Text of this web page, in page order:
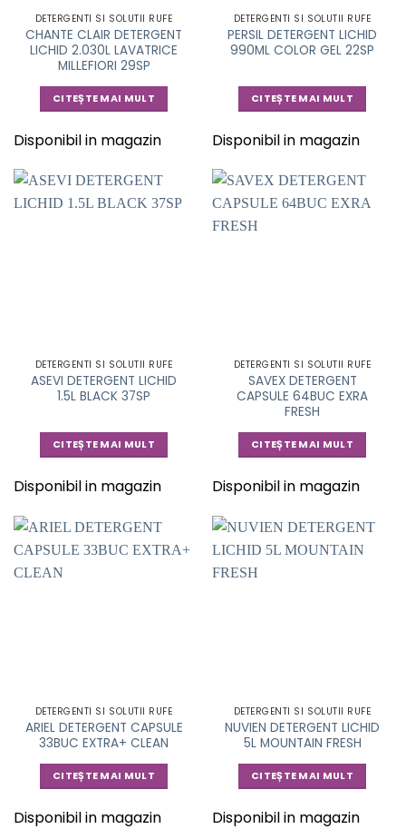
DETERGENTI SI SOLUTII RUFE
CHANTE CLAIR DETERGENT
LICHID 2.030L LAVATRICE
MILLEFIORI 29SP
CITEȘTE MAI MULT
Disponibil in magazin
DETERGENTI SI SOLUTII RUFE
PERSIL DETERGENT LICHID
990ML COLOR GEL 22SP
CITEȘTE MAI MULT
Disponibil in magazin
DETERGENTI SI SOLUTII RUFE
ASEVI DETERGENT LICHID
1.5L BLACK 37SP
CITEȘTE MAI MULT
Disponibil in magazin
DETERGENTI SI SOLUTII RUFE
SAVEX DETERGENT
CAPSULE 64BUC EXRA
FRESH
CITEȘTE MAI MULT
Disponibil in magazin
DETERGENTI SI SOLUTII RUFE
ARIEL DETERGENT CAPSULE
33BUC EXTRA+ CLEAN
CITEȘTE MAI MULT
Disponibil in magazin
DETERGENTI SI SOLUTII RUFE
NUVIEN DETERGENT LICHID
5L MOUNTAIN FRESH
CITEȘTE MAI MULT
Disponibil in magazin